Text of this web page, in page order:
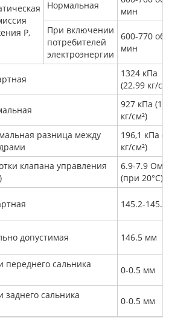
P,
Нормальная
мин
При включении
потребителей
электроэнергии
600-770 об/
мин
1324 кПа
(22.99 кг/
927 кПа
кг/см²)
разница между
196,1 кПа
кг/см²)
клапана управления
6.9-7.9 Ом
(при 20°С)
145.2-145.8
допустимая 146.5 мм
переднего сальника
0-0.5 мм
заднего сальника
0-0.5 мм